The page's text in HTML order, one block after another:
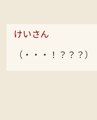
けいさん
（・・・！？？？）